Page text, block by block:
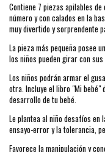
Contiene 7 piezas apilables
número y con calados en la
muy divertido y sorprendente
La pieza más pequeña posee
los niños pueden girar con sus
Los niños podrán armar el
otra. Incluye el libro "Mi
desarrollo de tu bebé.
Le plantea al niño desafíos en
ensayo-error y la tolerancia,
Favorece la manipulación y